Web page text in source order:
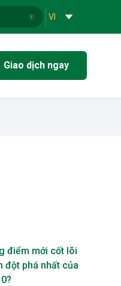
VI
Giao dịch ngay
điểm mới cốt lõi
đột phá nhất của